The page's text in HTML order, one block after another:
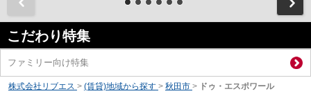
こだわり特集
ファミリー向け特集
株式会社リブエス > (賃貸)地域から探す > 秋田市 > ドゥ・エスポワール